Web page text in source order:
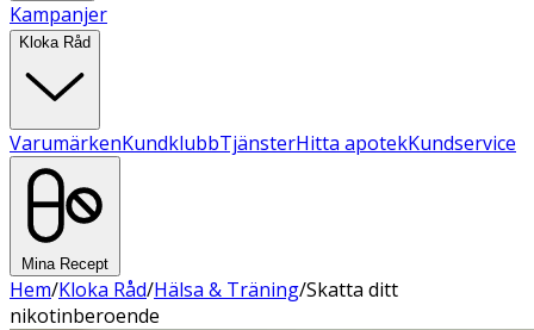
Kampanjer
Kloka Råd
VarumärkenKundklubbTjänsterHitta apotekKundservice
Mina Recept
Hem/Kloka Råd/Hälsa & Träning/Skatta ditt
nikotinberoende